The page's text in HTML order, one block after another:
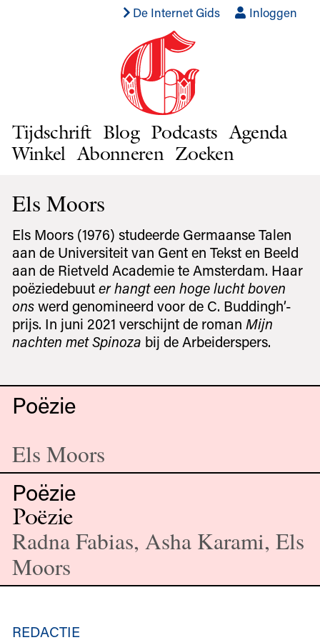
De Internet Gids Inloggen
Tijdschrift Blog Podcasts Agenda
Winkel Abonneren Zoeken
Els Moors
Els Moors (1976) studeerde Germaanse Talen
aan de Universiteit van Gent en Tekst en Beeld
aan de Rietveld Academie te Amsterdam. Haar
poëziedebuuter hangt een hoge lucht boven
onswerd genomineerd voor de C. Buddingh’-
prijs. In juni 2021 verschijnt de roman Mijn
nachten met Spinoza bij de Arbeiderspers.
Poëzie
Els Moors
Poëzie
Poëzie
Radna Fabias, Asha Karami, Els
Moors
REDACTIE